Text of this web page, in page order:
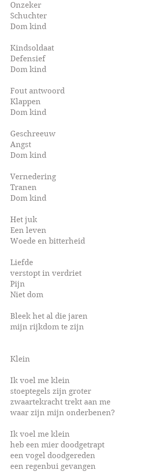
Onzeker
Schuchter
Dom kind
Kindsoldaat
Defensief
Dom kind
Fout antwoord
Klappen
Dom kind
Geschreeuw
Angst
Dom kind
Vernedering
Tranen
Dom kind
Het juk
Een leven
Woede en bitterheid
Liefde
verstopt in verdriet
Pijn
Niet dom
Bleek het al die jaren
mijn rijkdom te zijn
Klein
Ik voel me klein
stoeptegels zijn groter
zwaartekracht trekt aan me
waar zijn mijn onderbenen?
Ik voel me klein
heb een mier doodgetrapt
een vogel doodgereden
een regenbui gevangen